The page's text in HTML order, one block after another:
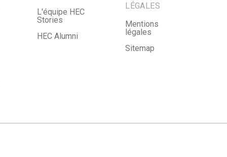
L'équipe HEC
Stories
HEC Alumni
LÉGALES
Mentions
légales
Sitemap